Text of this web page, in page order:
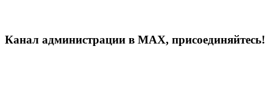
Канал администрации в МАХ, присоединяйтесь!